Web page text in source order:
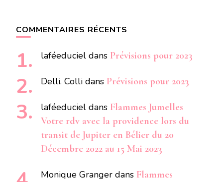
COMMENTAIRES RÉCENTS
laféeduciel dans Prévisions pour 2023
Delli. Colli dans Prévisions pour 2023
laféeduciel dans Flammes Jumelles
Votre rdv avec la providence lors du
transit de Jupiter en Bélier du 20
Décembre 2022 au 15 Mai 2023
Monique Granger dans Flammes